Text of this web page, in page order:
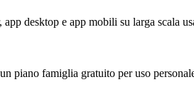
app desktop e app mobili su larga
piano famiglia gratuito per uso